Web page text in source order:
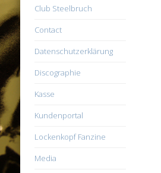
Club Steelbruch
Contact
Datenschutzerklärung
Discographie
Kasse
Kundenportal
Lockenkopf Fanzine
Media